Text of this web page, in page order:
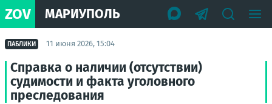
ZOV МАРИУПОЛЬ
ПАБЛИКИ 11 июня 2026, 15:04
Справка о наличии (отсутствии)
судимости и факта уголовного
преследования